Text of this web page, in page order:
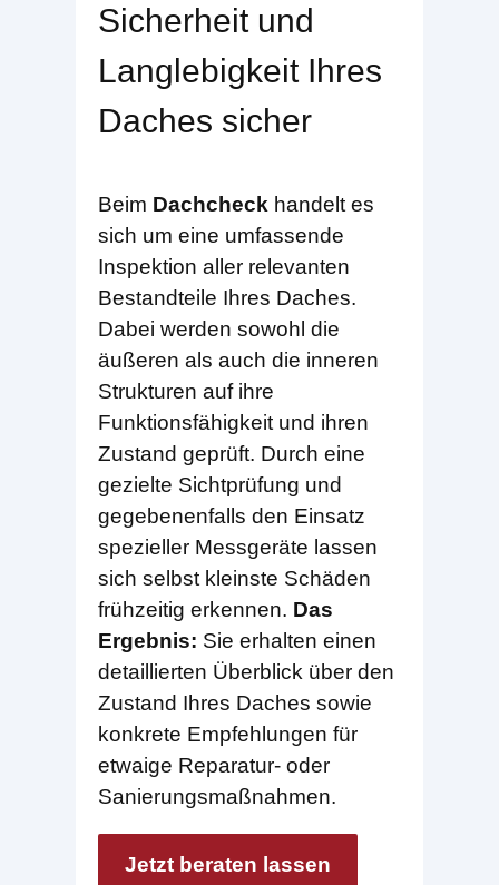
Sicherheit und
Langlebigkeit Ihres
Daches sicher
Beim Dachcheck handelt es
sich um eine umfassende
Inspektion aller relevanten
Bestandteile Ihres Daches.
Dabei werden sowohl die
äußeren als auch die inneren
Strukturen auf ihre
Funktionsfähigkeit und ihren
Zustand geprüft. Durch eine
gezielte Sichtprüfung und
gegebenenfalls den Einsatz
spezieller Messgeräte lassen
sich selbst kleinste Schäden
frühzeitig erkennen. Das
Ergebnis: Sie erhalten einen
detaillierten Überblick über den
Zustand Ihres Daches sowie
konkrete Empfehlungen für
etwaige Reparatur- oder
Sanierungsmaßnahmen.
Jetzt beraten lassen